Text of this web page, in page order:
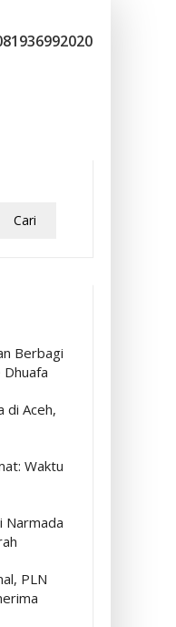
Cari
Berbagi
di Aceh,
Waktu
Narmada
PLN